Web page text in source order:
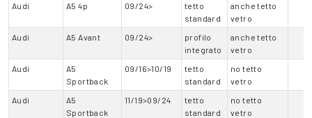
Audi
A5 4p 09/24>
tetto
standard
anche tetto
vetro
Audi
A5 Avant 09/24>
profilo
integrato
anche tetto
vetro
Audi
A5
Sportback
09/16>10/19
tetto
standard
no tetto
vetro
Audi
A5
Sportback
11/19>09/24
tetto
standard
no tetto
vetro